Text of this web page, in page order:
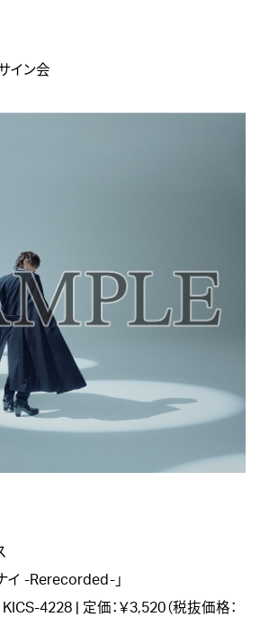
イン会
イ -Rerecorded-」
4228 | 定価：￥3,520（税抜価格：